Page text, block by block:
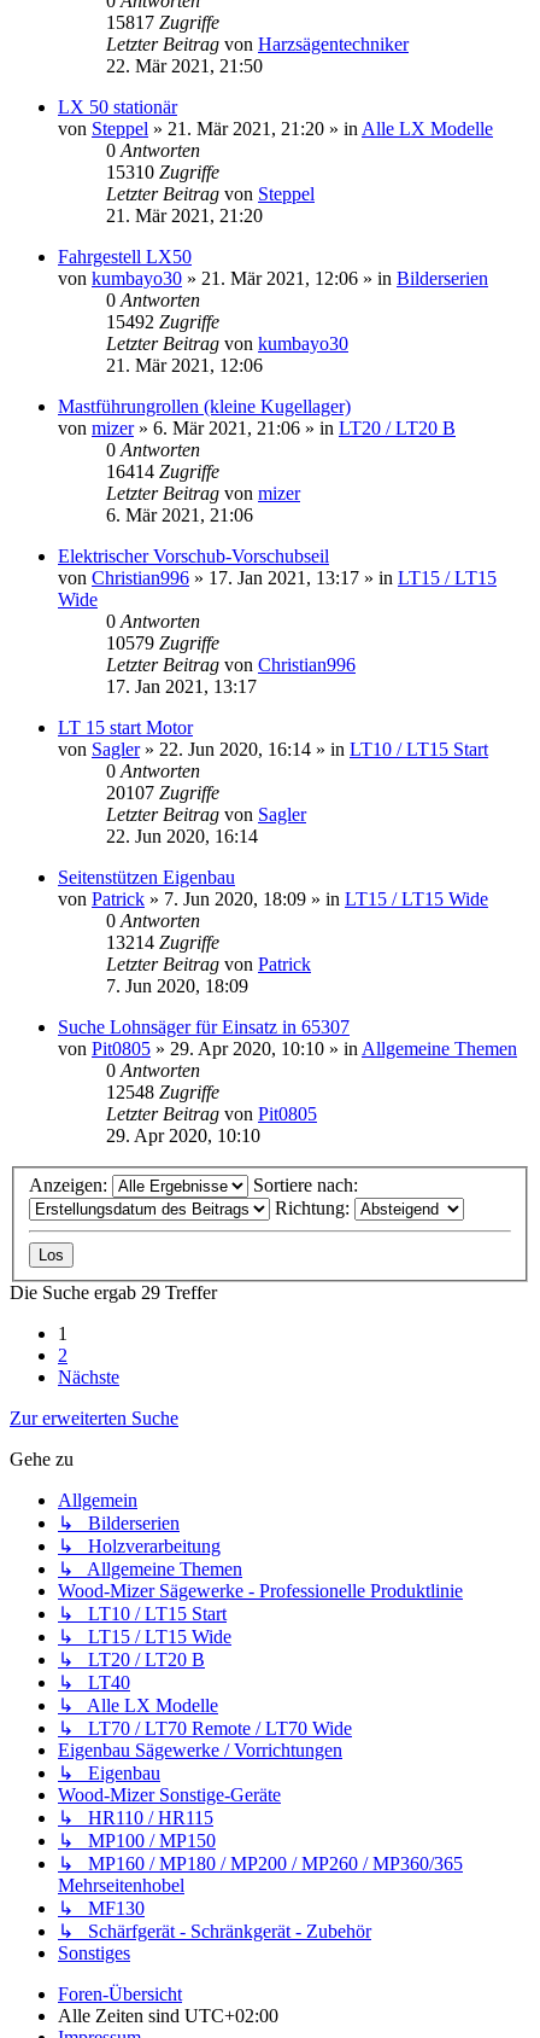
15817 Zugriffe
Letzter Beitrag von Harzsägentechniker
22. Mär 2021, 21:50
LX 50 stationär
von Steppel » 21. Mär 2021, 21:20 » in Alle LX Modelle
0 Antworten
15310 Zugriffe
Letzter Beitrag von Steppel
21. Mär 2021, 21:20
Fahrgestell LX50
von kumbayo30 » 21. Mär 2021, 12:06 » in Bilderserien
0 Antworten
15492 Zugriffe
Letzter Beitrag von kumbayo30
21. Mär 2021, 12:06
Mastführungrollen (kleine Kugellager)
von mizer» 6. Mär 2021, 21:06 » in LT20 / LT20 B
0 Antworten
16414 Zugriffe
Letzter Beitrag von mizer
6. Mär 2021, 21:06
Elektrischer Vorschub-Vorschubseil
von Christian996 » 17. Jan 2021, 13:17 » in LT15 / LT15
Wide
0 Antworten
10579 Zugriffe
Letzter Beitrag von Christian996
17. Jan 2021, 13:17
LT 15 start Motor
von Sagler» 22. Jun 2020, 16:14 » in LT10 / LT15 Start
0 Antworten
20107 Zugriffe
Letzter Beitrag von Sagler
22. Jun 2020, 16:14
Seitenstützen Eigenbau
von Patrick » 7. Jun 2020, 18:09 » in LT15 / LT15 Wide
0 Antworten
13214 Zugriffe
Letzter Beitrag von Patrick
7. Jun 2020, 18:09
Suche Lohnsäger für Einsatz in 65307
von Pit0805 » 29. Apr 2020, 10:10 » in Allgemeine Themen
0 Antworten
12548 Zugriffe
Letzter Beitrag von Pit0805
29. Apr 2020, 10:10
Anzeigen:
Sortiere nach:
Richtung:
Die Suche ergab 29 Treffer
1
2
Nächste
Zur erweiterten Suche
Gehe zu
Allgemein
↳ Bilderserien
↳ Holzverarbeitung
↳ Allgemeine Themen
Wood-Mizer Sägewerke - Professionelle Produktlinie
↳ LT10 / LT15 Start
↳ LT15 / LT15 Wide
↳ LT20 / LT20 B
↳ LT40
↳ Alle LX Modelle
↳ LT70 / LT70 Remote / LT70 Wide
Eigenbau Sägewerke / Vorrichtungen
↳ Eigenbau
Wood-Mizer Sonstige-Geräte
↳ HR110 / HR115
↳ MP100 / MP150
↳ MP160 / MP180 / MP200 / MP260 / MP360/365
Mehrseitenhobel
↳ MF130
↳ Schärfgerät - Schränkgerät - Zubehör
Sonstiges
Foren-Übersicht
Alle Zeiten sind UTC+02:00